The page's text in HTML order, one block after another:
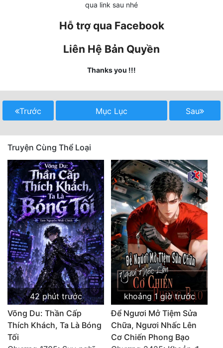
Làm Giàu
Mưu Mô
Mạt Thế
Mỹ Thực
Ngôn Tình
Ngược
Nữ Cường
Nữ Phụ
Phong Thủy - Tâm Linh
Phương Tây
Phản Phái
Quan Trường
qua link sau nhé
Hỗ trợ qua Facebook
Liên Hệ Bản Quyền
Thanks you !!!
Trước Mục Lục Sau
Truyện Cùng Thể Loại
42 phút trước
Võng Du: Thần Cấp
Thích Khách, Ta Là Bóng
Tối
khoảng 1 giờ trước
Để Ngươi Mở Tiệm Sửa
Chữa, Ngươi Nhấc Lên
Cơ Chiến Phong Bạo